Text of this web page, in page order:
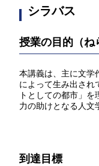
シラバス
授業の目的（ね
本講義は、主に文学
によって⽣み出され
トとしての都市」
力の助けとなる人文
到達目標